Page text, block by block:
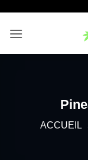
contenu
ACCUEIL